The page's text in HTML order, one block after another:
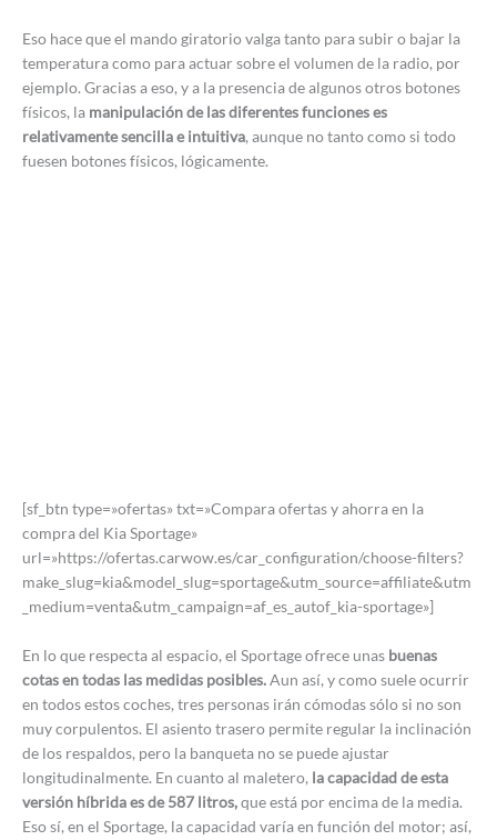
Eso hace que el mando giratorio valga tanto para subir o bajar la
temperatura como para actuar sobre el volumen de la radio, por
ejemplo. Gracias a eso, y a la presencia de algunos otros botones
físicos, la manipulación de las diferentes funciones es
relativamente sencilla e intuitiva, aunque no tanto como si todo
fuesen botones físicos, lógicamente.
[sf_btn type=»ofertas» txt=»Compara ofertas y ahorra en la
compra del Kia Sportage»
url=»https://ofertas.carwow.es/car_configuration/choose-filters?
make_slug=kia&model_slug=sportage&utm_source=affiliate&utm
_medium=venta&utm_campaign=af_es_autof_kia-sportage»]
En lo que respecta al espacio, el Sportage ofrece unas buenas
cotas en todas las medidas posibles.Aun así, y como suele ocurrir
en todos estos coches, tres personas irán cómodas sólo si no son
muy corpulentos. El asiento trasero permite regular la inclinación
de los respaldos, pero la banqueta no se puede ajustar
longitudinalmente. En cuanto al maletero, la capacidad de esta
versión híbrida es de 587 litros,que está por encima de la media.
Eso sí, en el Sportage, la capacidad varía en función del motor; así,